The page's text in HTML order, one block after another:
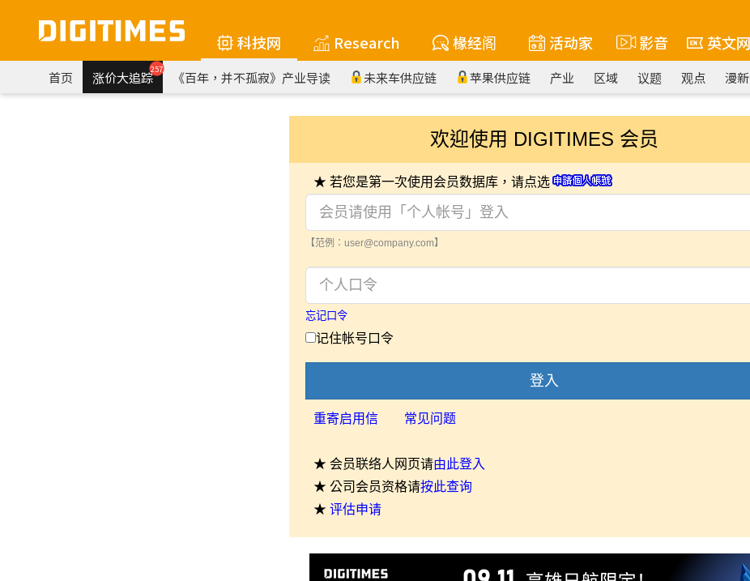
科技网 Research 椽经阁 活动家 影音 英文网
首页 涨价大追踪257 《百年，并不孤寂》产业导读 未来车供应链 苹果供应链 产业 区域 议题 观点 漫
欢迎使用 DIGITIMES 会员
★ 若您是第一次使用会员数据库，请点选
【范例：user@company.com】
忘记口令
记住帐号口令
登入
重寄启用信 常见问题
★ 会员联络人网页请由此登入
★ 公司会员资格请按此查询
★ 评估申请